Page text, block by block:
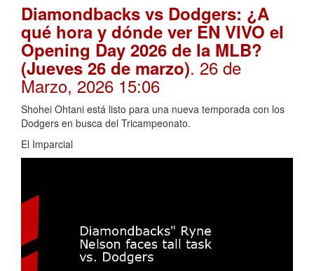
Diamondbacks vs Dodgers: ¿A
qué hora y dónde ver EN VIVO el
Opening Day 2026 de la MLB?
(Jueves 26 de marzo). 26 de
Marzo, 2026 15:06
Shohei Ohtani está listo para una nueva temporada con los
Dodgers en busca del Tricampeonato.
El Imparcial